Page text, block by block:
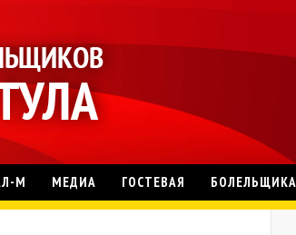
М МЕДИА ГОСТЕВАЯ